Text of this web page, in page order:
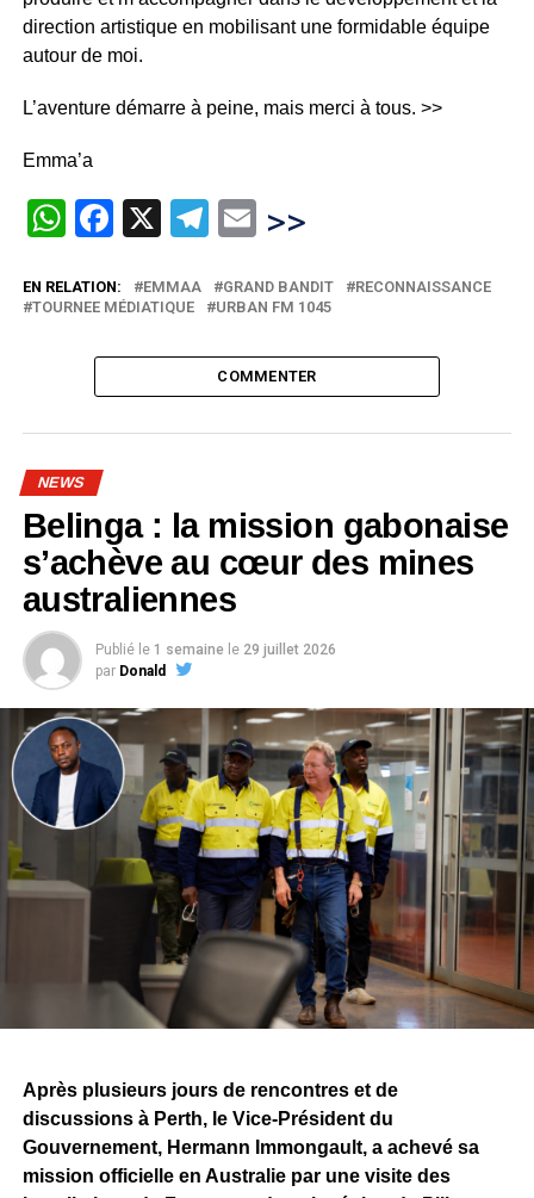
direction artistique en mobilisant une formidable équipe
autour de moi.
L’aventure démarre à peine, mais merci à tous. >>
Emma’a
WhatsApp
Facebook
X Telegram
Email
>>
EN RELATION: EMMAA GRAND BANDIT
RECONNAISSANCE
TOURNEE MÉDIATIQUE
URBAN FM 1045
COMMENTER
NEWS
Belinga : la mission gabonaise
s’achève au cœur des mines
australiennes
Publié le 1 semaine le 29 juillet 2026
par Donald
Après plusieurs jours de rencontres et de
discussions à Perth, le Vice-Président du
Gouvernement, Hermann Immongault, a achevé sa
mission officielle en Australie par une visite des